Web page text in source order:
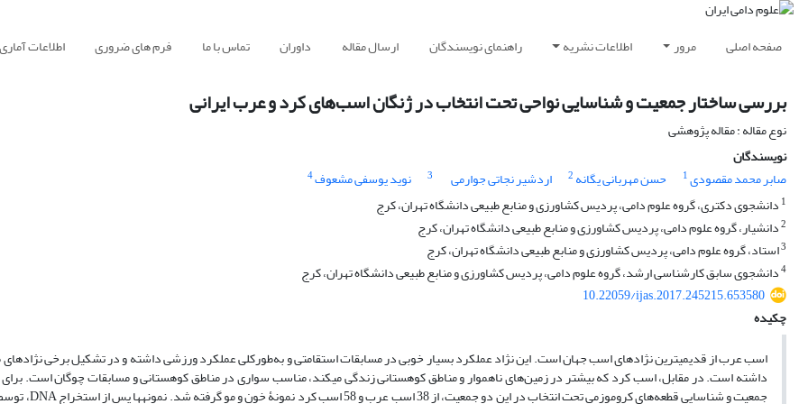
صفحه اصلی مرور اطلاعات نشریه راهنمای نویسندگان ارسال مقاله داوران تماس با ما فرم های ضروری اطلاعات
بررسی ساختار جمعیت و شناسایی نواحی تحت انتخاب در ژنگان اسب‌های کرد و عرب ایرانی
نوع مقاله : مقاله پژوهشی
نویسندگان
صابر محمد مقصودی1 حسن مهربانی یگانه 2 اردشیر نجاتی جوارمی 3 نوید یوسفی مشعوف4
1 دانشجوی دکتری، گروه علوم دامی، پردیس کشاورزی و منابع طبیعی دانشگاه تهران، کرج
2دانشیار، گروه علوم دامی، پردیس کشاورزی و منابع طبیعی دانشگاه تهران، کرج
3استاد، گروه علوم دامی، پردیس کشاورزی و منابع طبیعی دانشگاه تهران، کرج
4دانشجوی سابق کارشناسی ارشد، گروه علوم دامی، پردیس کشاورزی و منابع طبیعی دانشگاه تهران، کرج
10.22059/ijas.2017.245215.653580
چکیده
اسب عرب از قدیمی­ترین نژادهای اسب جهان است. این نژاد عملکرد بسیار خوبی در مسابقات استقامتی و به‌طورکلی عملکرد ورزشی داشته و در تشکیل برخی
داشته است. در مقابل، اسب کرد که بیشتر در زمین‌های ناهموار و مناطق کوهستانی زندگی می­کند، مناسب سواری در مناطق کوهستانی و مسابقات چوگان است.